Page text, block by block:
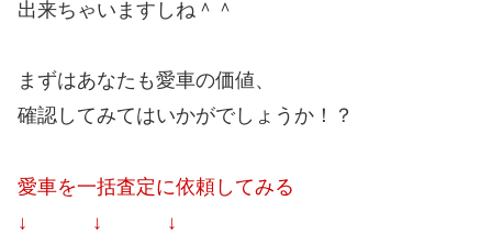
出来ちゃいますしね＾＾
まずはあなたも愛車の価値、
確認してみてはいかがでしょうか！？
愛車を一括査定に依頼してみる
↓ ↓ ↓